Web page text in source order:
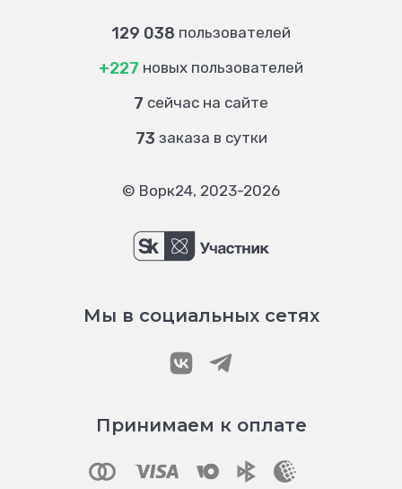
129 038 пользователей
+227 новых пользователей
7 сейчас на сайте
73 заказа в сутки
© Ворк24, 2023-2026
Мы в социальных сетях
Принимаем к оплате